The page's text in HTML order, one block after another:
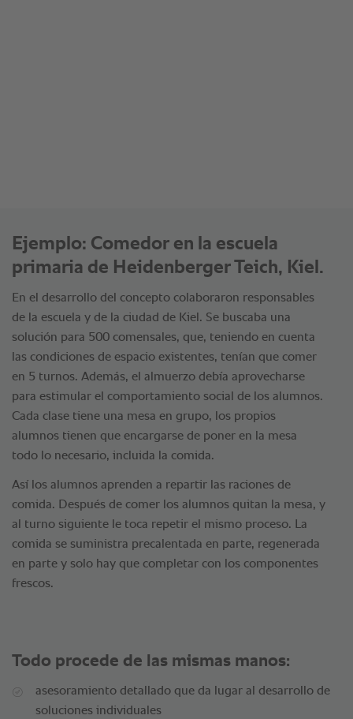
Ejemplo: Comedor en la escuela
primaria de Heidenberger Teich, Kiel.
En el desarrollo del concepto colaboraron responsables
de la escuela y de la ciudad de Kiel. Se buscaba una
solución para 500 comensales, que, teniendo en cuenta
las condiciones de espacio existentes, tenían que comer
en 5 turnos. Además, el almuerzo debía aprovecharse
para estimular el comportamiento social de los alumnos.
Cada clase tiene una mesa en grupo, los propios
alumnos tienen que encargarse de poner en la mesa
todo lo necesario, incluida la comida.
Así los alumnos aprenden a repartir las raciones de
comida. Después de comer los alumnos quitan la mesa, y
al turno siguiente le toca repetir el mismo proceso. La
comida se suministra precalentada en parte, regenerada
en parte y solo hay que completar con los componentes
frescos.
Todo procede de las mismas manos:
asesoramiento detallado que da lugar al desarrollo de
soluciones individuales